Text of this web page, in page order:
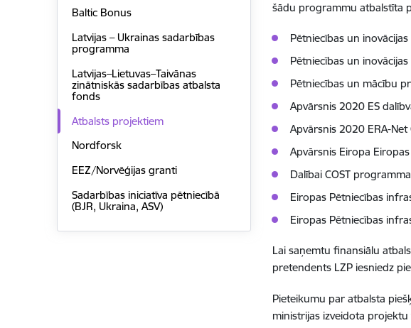
Baltic Bonus
Latvijas – Ukrainas sadarbības
programma
Latvijas–Lietuvas–Taivānas
zinātniskās sadarbības atbalsta
fonds
Atbalsts projektiem
Nordforsk
EEZ/Norvēģijas granti
Sadarbības iniciatīva pētniecībā
(BJR, Ukraina, ASV)
šādu programmu atbalstīta
Pētniecības un
Pētniecības un
Pētniecības un mācību
Apvārsnis 2020 ES
Apvārsnis 2020 ERA-
Apvārsnis Eiropa
Dalībai COST
Eiropas Pētniecības
Eiropas Pētniecības
Lai saņemtu finansiālu
pretendents LZP iesniedz
Pieteikumu par atbalsta
ministrijas izveidota